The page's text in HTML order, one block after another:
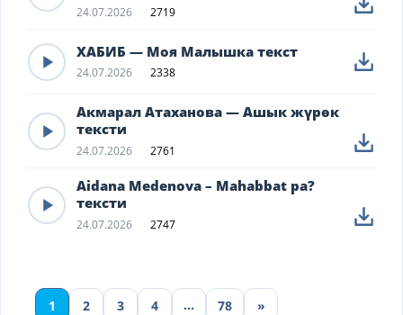
24.07.2026 2719
ХАБИБ — Моя Малышка текст
24.07.2026 2338
Акмарал Атаханова — Ашык жүрөк
тексти
24.07.2026 2761
Aidana Medenova – Mahabbat pa?
тексти
24.07.2026 2747
1 2 3 4 … 78 »